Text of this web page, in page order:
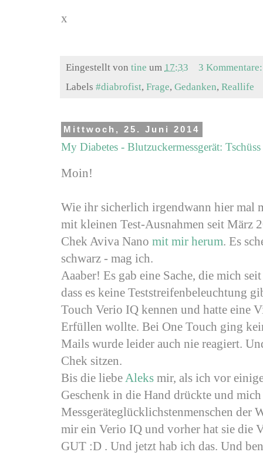
x
Eingestellt von tine um 17:33
3
Labels #diabrofist, Frage, Gedanken, Reallife
Mittwoch, 25. Juni 2014
My Diabetes - Blutzuckermessgerät:
Moin!
Wie ihr sicherlich irgendwann hier mal
mit kleinen Test-Ausnahmen seit März
Chek Aviva Nano mit mir herum. Es
schwarz - mag ich.
Aaaber! Es gab eine Sache, die mich
dass es keine Teststreifenbeleuchtung
Touch Verio IQ kennen und hatte eine
Erfüllen wollte. Bei One Touch ging
Mails wurde leider auch nie reagiert.
Chek sitzen.
Bis die liebeAleks mir, als ich vor
Geschenk in die Hand drückte und
Messgeräteglücklichstenmenschen der
mir ein Verio IQ und vorher hat sie die
GUT :D . Und jetzt hab ich das. Und